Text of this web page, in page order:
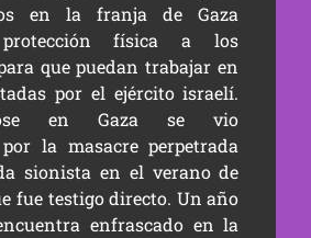
en la franja de Gaza
protección física a los
que puedan trabajar en
por el ejército israelí.
en Gaza se vio
la masacre perpetrada
sionista en el verano de
fue testigo directo. Un año
enfrascado en la